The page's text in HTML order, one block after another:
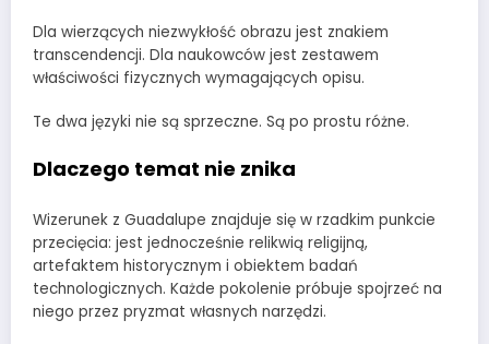
Dla wierzących niezwykłość obrazu jest znakiem
transcendencji. Dla naukowców jest zestawem
właściwości fizycznych wymagających opisu.
Te dwa języki nie są sprzeczne. Są po prostu różne.
Dlaczego temat nie znika
Wizerunek z Guadalupe znajduje się w rzadkim punkcie
przecięcia: jest jednocześnie relikwią religijną,
artefaktem historycznym i obiektem badań
technologicznych. Każde pokolenie próbuje spojrzeć na
niego przez pryzmat własnych narzędzi.